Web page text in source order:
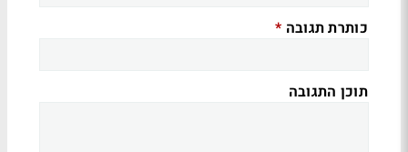
כותרת תגובה *
תוכן התגובה